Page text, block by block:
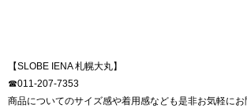
【SLOBE IENA 札幌大丸】
☎︎011-207-7353
商品についてのサイズ感や着用感なども是非お気軽にお